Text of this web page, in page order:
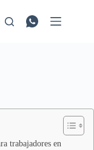
trabajadores en